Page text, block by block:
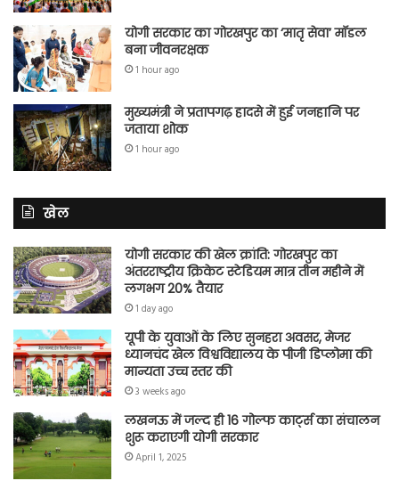
योगी सरकार का गोरखपुर का ‘मातृ सेवा’ मॉडल
बना जीवनरक्षक
1 hour ago
मुख्यमंत्री ने प्रतापगढ़ हादसे में हुई जनहानि पर
जताया शोक
1 hour ago
खेल
योगी सरकार की खेल क्रांति: गोरखपुर का
अंतरराष्ट्रीय क्रिकेट स्टेडियम मात्र तीन महीने में
लगभग 20% तैयार
1 day ago
यूपी के युवाओं के लिए सुनहरा अवसर, मेजर
ध्यानचंद खेल विश्वविद्यालय के पीजी डिप्लोमा की
मान्यता उच्च स्तर की
3 weeks ago
लखनऊ में जल्द ही 16 गोल्फ कार्ट्स का संचालन
शुरू कराएगी योगी सरकार
April 1, 2025